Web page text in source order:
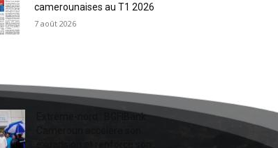
camerounaises au T1 2026
7 août 2026
Extrême-nord : BGFIBank